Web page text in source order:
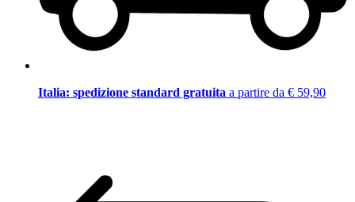
Italia: spedizione standard gratuita a partire da € 59,90